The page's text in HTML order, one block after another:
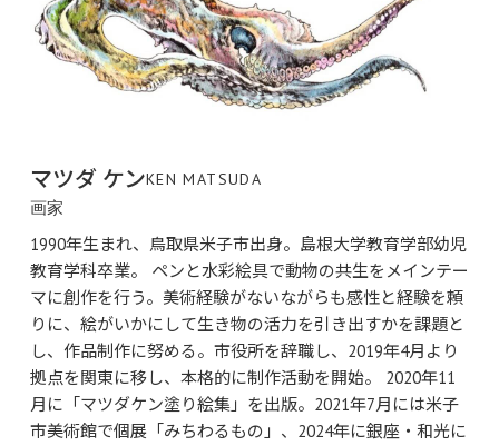
マツダ ケンKEN MATSUDA
画家
1990年生まれ、鳥取県米子市出身。島根大学教育学部幼児
教育学科卒業。
ペンと水彩絵具で動物の共生をメインテー
マに創作を行う。美術経験がないながらも感性と経験を頼
りに、絵がいかにして生き物の活力を引き出すかを課題と
し、作品制作に努める。市役所を辞職し、2019年4月より
拠点を関東に移し、本格的に制作活動を開始。 2020年11
月に「マツダケン塗り絵集」を出版。2021年7月には米子
市美術館で個展「みちわるもの」、2024年に銀座・和光に